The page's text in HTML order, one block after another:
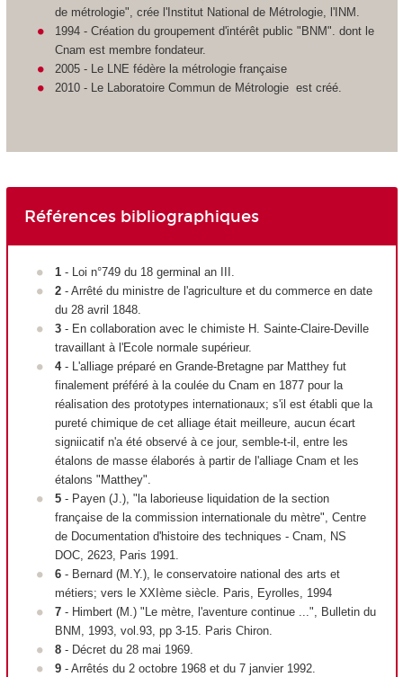
de métrologie", crée l'Institut National de Métrologie, l'INM.
1994 - Création du groupement d'intérêt public "BNM". dont le
Cnam est membre fondateur.
2005 - Le LNE fédère la métrologie française
2010 - Le Laboratoire Commun de Métrologie est créé.
Références bibliographiques
1- Loi n°749 du 18 germinal an III.
2- Arrêté du ministre de l'agriculture et du commerce en date
du 28 avril 1848.
3- En collaboration avec le chimiste H. Sainte-Claire-Deville
travaillant à l'Ecole normale supérieur.
4- L'alliage préparé en Grande-Bretagne par Matthey fut
finalement préféré à la coulée du Cnam en 1877 pour la
réalisation des prototypes internationaux; s'il est établi que la
pureté chimique de cet alliage était meilleure, aucun écart
signiicatif n'a été observé à ce jour, semble-t-il, entre les
étalons de masse élaborés à partir de l'alliage Cnam et les
étalons "Matthey".
5- Payen (J.), "la laborieuse liquidation de la section
française de la commission internationale du mètre", Centre
de Documentation d'histoire des techniques - Cnam, NS
DOC, 2623, Paris 1991.
6- Bernard (M.Y.), le conservatoire national des arts et
métiers; vers le XXI èmesiècle. Paris, Eyrolles, 1994
7- Himbert (M.) "Le mètre, l'aventure continue ...", Bulletin du
BNM, 1993, vol.93, pp 3-15. Paris Chiron.
8- Décret du 28 mai 1969.
9- Arrêtés du 2 octobre 1968 et du 7 janvier 1992.